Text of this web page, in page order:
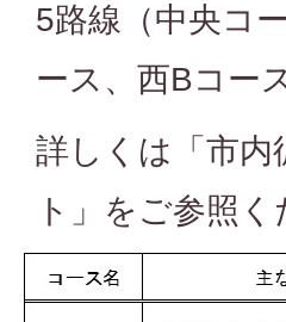
5路線（中央コ
ース、西Bコー
詳しくは「市内
ト」をご参照く